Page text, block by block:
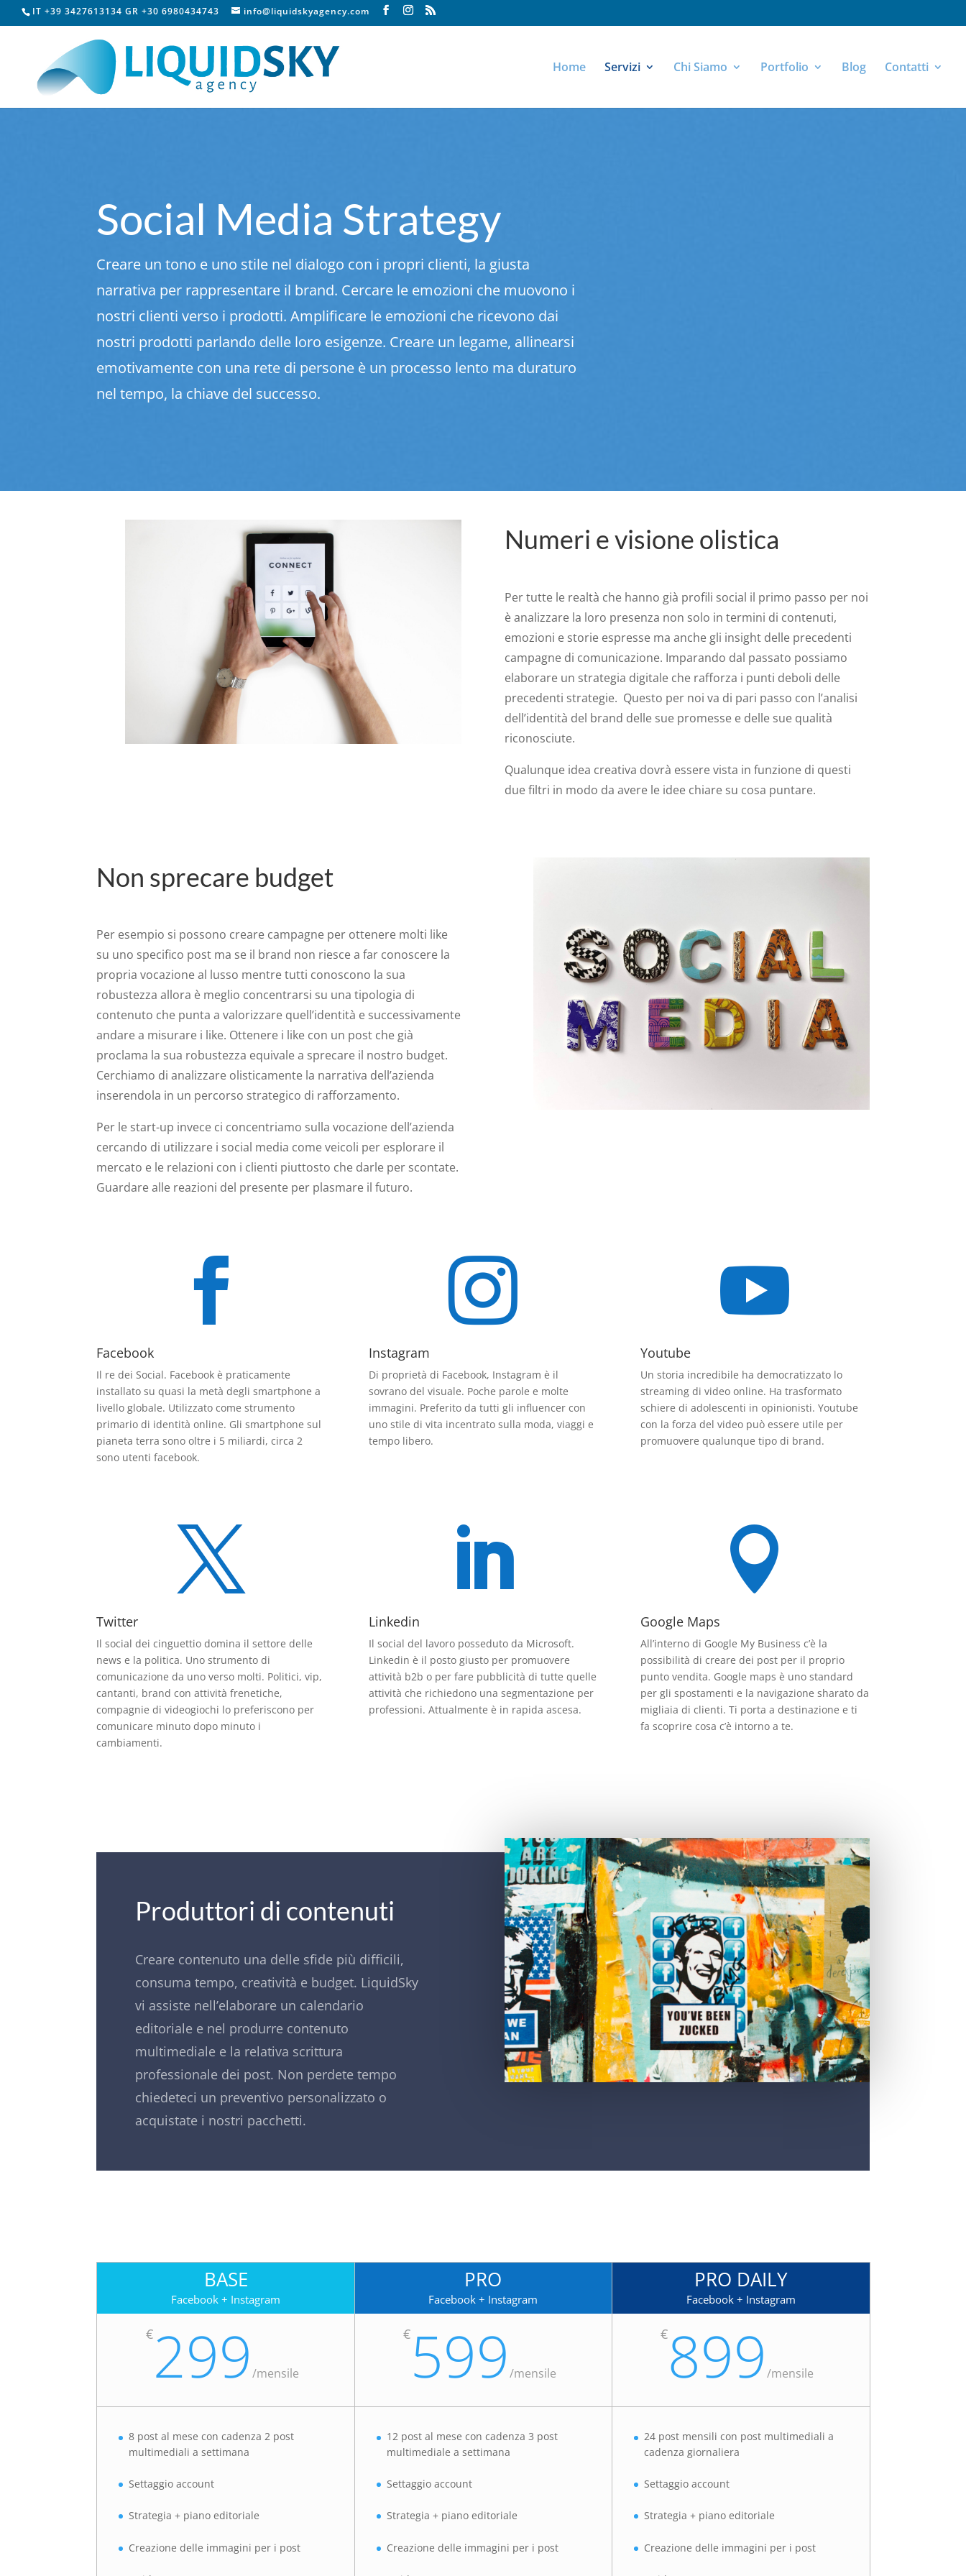
IT +39 3427613134 GR +30 6980434743 info@liquidskyagency.com
Home Servizi Chi Siamo Portfolio Blog Contatti
Social Media Strategy
Creare un tono e uno stile nel dialogo con i propri clienti, la giusta
narrativa per rappresentare il brand. Cercare le emozioni che muovono i
nostri clienti verso i prodotti. Amplificare le emozioni che ricevono dai
nostri prodotti parlando delle loro esigenze. Creare un legame, allinearsi
emotivamente con una rete di persone è un processo lento ma duraturo
nel tempo, la chiave del successo.
Numeri e visione olistica
Per tutte le realtà che hanno già profili social il primo passo per noi
è analizzare la loro presenza non solo in termini di contenuti,
emozioni e storie espresse ma anche gli insight delle precedenti
campagne di comunicazione. Imparando dal passato possiamo
elaborare un strategia digitale che rafforza i punti deboli delle
precedenti strategie. Questo per noi va di pari passo con l’analisi
dell’identità del brand delle sue promesse e delle sue qualità
riconosciute.
Qualunque idea creativa dovrà essere vista in funzione di questi
due filtri in modo da avere le idee chiare su cosa puntare.
Non sprecare budget
Per esempio si possono creare campagne per ottenere molti like
su uno specifico post ma se il brand non riesce a far conoscere la
propria vocazione al lusso mentre tutti conoscono la sua
robustezza allora è meglio concentrarsi su una tipologia di
contenuto che punta a valorizzare quell’identità e successivamente
andare a misurare i like. Ottenere i like con un post che già
proclama la sua robustezza equivale a sprecare il nostro budget.
Cerchiamo di analizzare olisticamente la narrativa dell’azienda
inserendola in un percorso strategico di rafforzamento.
Per le start-up invece ci concentriamo sulla vocazione dell’azienda
cercando di utilizzare i social media come veicoli per esplorare il
mercato e le relazioni con i clienti piuttosto che darle per scontate.
Guardare alle reazioni del presente per plasmare il futuro.

Facebook
Il re dei Social. Facebook è praticamente
installato su quasi la metà degli smartphone a
livello globale. Utilizzato come strumento
primario di identità online. Gli smartphone sul
pianeta terra sono oltre i 5 miliardi, circa 2
sono utenti facebook.

Instagram
Di proprietà di Facebook, Instagram è il
sovrano del visuale. Poche parole e molte
immagini. Preferito da tutti gli influencer con
uno stile di vita incentrato sulla moda, viaggi e
tempo libero.

Youtube
Un storia incredibile ha democratizzato lo
streaming di video online. Ha trasformato
schiere di adolescenti in opinionisti. Youtube
con la forza del video può essere utile per
promuovere qualunque tipo di brand.

Twitter
Il social dei cinguettio domina il settore delle
news e la politica. Uno strumento di
comunicazione da uno verso molti. Politici, vip,
cantanti, brand con attività frenetiche,
compagnie di videogiochi lo preferiscono per
comunicare minuto dopo minuto i
cambiamenti.

Linkedin
Il social del lavoro posseduto da Microsoft.
Linkedin è il posto giusto per promuovere
attività b2b o per fare pubblicità di tutte quelle
attività che richiedono una segmentazione per
professioni. Attualmente è in rapida ascesa.

Google Maps
All’interno di Google My Business c’è la
possibilità di creare dei post per il proprio
punto vendita. Google maps è uno standard
per gli spostamenti e la navigazione sharato da
migliaia di clienti. Ti porta a destinazione e ti
fa scoprire cosa c’è intorno a te.
Produttori di contenuti
Creare contenuto una delle sfide più difficili,
consuma tempo, creatività e budget. LiquidSky
vi assiste nell’elaborare un calendario
editoriale e nel produrre contenuto
multimediale e la relativa scrittura
professionale dei post. Non perdete tempo
chiedeteci un preventivo personalizzato o
acquistate i nostri pacchetti.
BASE
Facebook + Instagram
€299 /mensile
8 post al mese con cadenza 2 post
multimediali a settimana
Settaggio account
Strategia + piano editoriale
Creazione delle immagini per i post
PRO
Facebook + Instagram
€599 /mensile
12 post al mese con cadenza 3 post
multimediale a settimana
Settaggio account
Strategia + piano editoriale
Creazione delle immagini per i post
PRO DAILY
Facebook + Instagram
€899/mensile
24 post mensili con post multimediali a
cadenza giornaliera
Settaggio account
Strategia + piano editoriale
Creazione delle immagini per i post